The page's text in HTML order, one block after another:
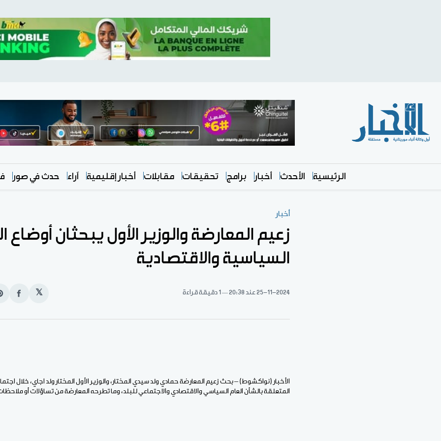
الرئيسية الأحدث أخبار برامج تحقيقات مقابلات أخبار إقليمية آراء حدث في صور
أخبار
زعيم المعارضة والوزير الأول يبحثان أوضاع
السياسية والاقتصادية
25-11-2024عند 20:38 1 دقيقة قراءة 𝕏
انشر
الأخبار (نواكشوط) – بحث زعيم المعارضة حمادي ولد سيدي المختار، والوزير الأول المختار ولد اجاي، خلال
المتعلقة بالشأن العام السياسي والاقتصادي والاجتماعي للبلد، وما تطرحه المعارضة من تساؤلات أو